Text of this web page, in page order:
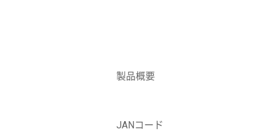
製品概要
JANコード